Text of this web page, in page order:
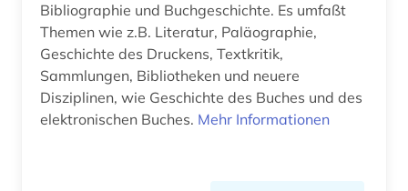
Bibliographie und Buchgeschichte. Es umfaßt
Themen wie z.B. Literatur, Paläographie,
Geschichte des Druckens, Textkritik,
Sammlungen, Bibliotheken und neuere
Disziplinen, wie Geschichte des Buches und des
elektronischen Buches. Mehr Informationen